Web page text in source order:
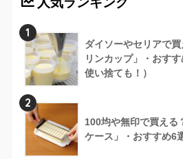
1
ダイソーやセリアで
リンカップ」・おす
使い捨ても！）
2
100均や無印で買える
ケース」・おすすめ6